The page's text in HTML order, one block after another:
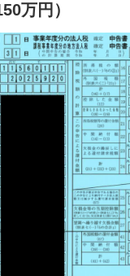
万円）